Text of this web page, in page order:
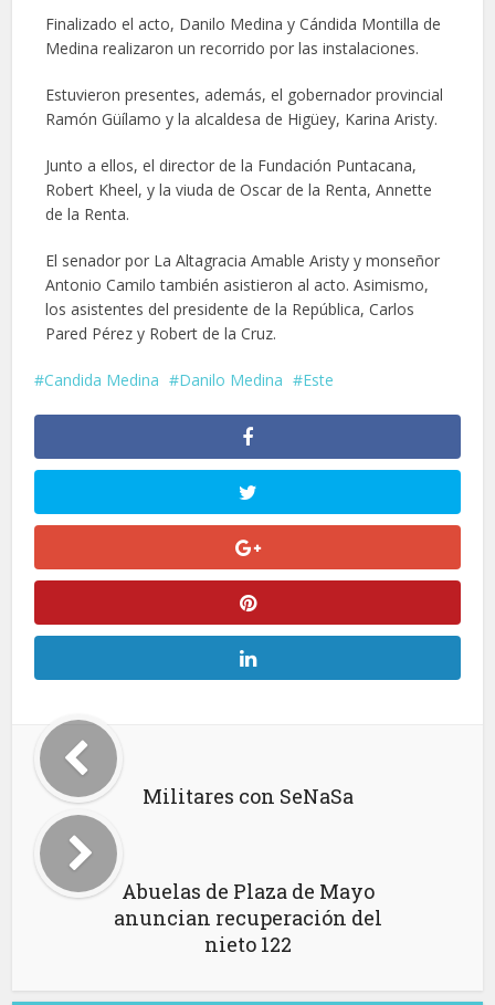
Finalizado el acto, Danilo Medina y Cándida Montilla de
Medina realizaron un recorrido por las instalaciones.
Estuvieron presentes, además, el gobernador provincial
Ramón Güílamo y la alcaldesa de Higüey, Karina Aristy.
Junto a ellos, el director de la Fundación Puntacana,
Robert Kheel, y la viuda de Oscar de la Renta, Annette
de la Renta.
El senador por La Altagracia Amable Aristy y monseñor
Antonio Camilo también asistieron al acto. Asimismo,
los asistentes del presidente de la República, Carlos
Pared Pérez y Robert de la Cruz.
Candida Medina Danilo Medina Este
Militares con SeNaSa
Abuelas de Plaza de Mayo
anuncian recuperación del
nieto 122